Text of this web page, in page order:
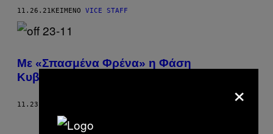
11.26.21ΚΕΊΜΕΝΟ VICE STAFF
Με «Σπασμένα Φρένα» η Φάση
Κυβέρνηση VS Πανεπιστήμια
11.23.21 ×